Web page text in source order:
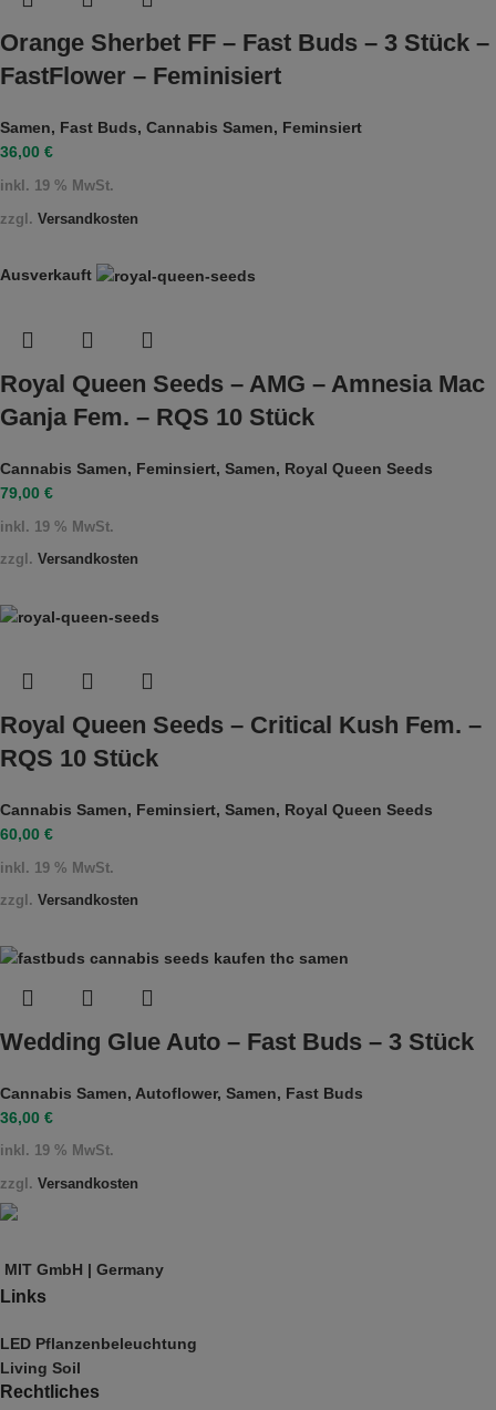
Orange Sherbet FF – Fast Buds – 3 Stück –
FastFlower – Feminisiert
Samen, Fast Buds, Cannabis Samen, Feminsiert
36,00 €
inkl. 19 % MwSt.
zzgl. Versandkosten
Ausverkauft
Royal Queen Seeds – AMG – Amnesia Mac
Ganja Fem. – RQS 10 Stück
Cannabis Samen, Feminsiert, Samen, Royal Queen Seeds
79,00 €
inkl. 19 % MwSt.
zzgl. Versandkosten
Royal Queen Seeds – Critical Kush Fem. –
RQS 10 Stück
Cannabis Samen, Feminsiert, Samen, Royal Queen Seeds
60,00 €
inkl. 19 % MwSt.
zzgl. Versandkosten
Wedding Glue Auto – Fast Buds – 3 Stück
Cannabis Samen, Autoflower, Samen, Fast Buds
36,00 €
inkl. 19 % MwSt.
zzgl. Versandkosten
MIT GmbH | Germany
Links
LED Pflanzenbeleuchtung
Living Soil
Rechtliches